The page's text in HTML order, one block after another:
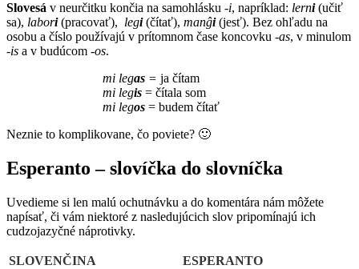
Slovesá v neurčitku končia na samohlásku -i, napríklad: lerni(učiť
sa), labori(pracovať), legi(čítať), manĝi(jesť). Bez ohľadu na
osobu a číslo používajú v prítomnom čase koncovku -as, v minulom
-is a v budúcom -os.
mi legas = ja čítam
mi legis = čítala som
mi legos = budem čítať
Neznie to komplikovane, čo poviete? 🙂
Esperanto – slovíčka do slovníčka
Uvedieme si len malú ochutnávku a do komentára nám môžete
napísať, či vám niektoré z nasledujúcich slov pripomínajú ich
cudzojazyčné náprotivky.
SLOVENČINA
ESPERANTO